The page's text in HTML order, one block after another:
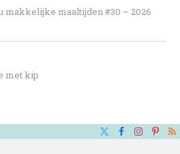
makkelijke maaltijden #30 – 2026
met kip
X
Facebook